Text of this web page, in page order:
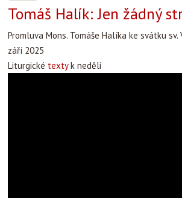
Tomáš Halík: Jen žádný
Promluva Mons. Tomáše Halíka ke svátku
září 2025
Liturgické textyk neděli